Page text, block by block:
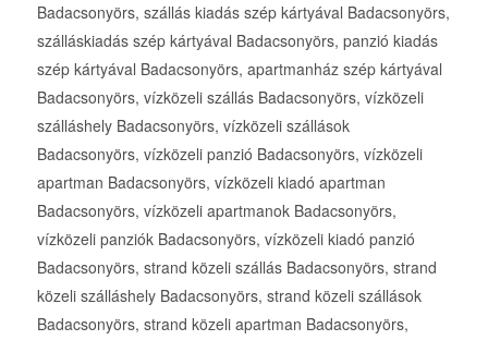
Badacsonyörs, szállás kiadás szép kártyával Badacsonyörs,
szálláskiadás szép kártyával Badacsonyörs, panzió kiadás
szép kártyával Badacsonyörs, apartmanház szép kártyával
Badacsonyörs, vízközeli szállás Badacsonyörs, vízközeli
szálláshely Badacsonyörs, vízközeli szállások
Badacsonyörs, vízközeli panzió Badacsonyörs, vízközeli
apartman Badacsonyörs, vízközeli kiadó apartman
Badacsonyörs, vízközeli apartmanok Badacsonyörs,
vízközeli panziók Badacsonyörs, vízközeli kiadó panzió
Badacsonyörs, strand közeli szállás Badacsonyörs, strand
közeli szálláshely Badacsonyörs, strand közeli szállások
Badacsonyörs, strand közeli apartman Badacsonyörs,